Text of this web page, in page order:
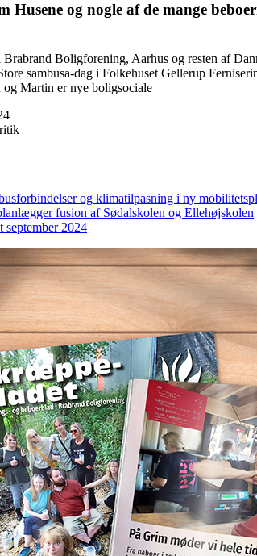
Husene og nogle af de mange
Boligforening, Aarhus og resten af
sambusa-dag i Folkehuset Gellerup
Martin er nye bolig­sociale
og klimatilpasning i ny
fusion af Sødalskolen og Ellehøjskolen
2024